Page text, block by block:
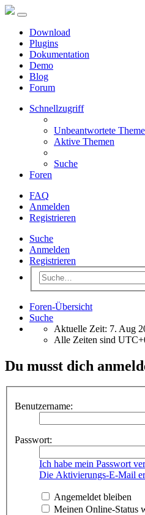
Download
Plugins
Dokumentation
Demo
Blog
Forum
Schnellzugriff
Unbeantwortete
Aktive Themen
Suche
Foren
FAQ
Anmelden
Registrieren
Suche
Anmelden
Registrieren
Foren-Übersicht
Suche
Aktuelle Zeit: 7. Aug
Alle Zeiten sind
Du musst dich
Benutzername:
Passwort:
Ich habe mein Passwort
Die Aktivierungs-E-Mail
Angemeldet bleiben
Meinen Online-Status